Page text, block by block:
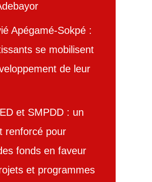
Apégamé-Sokpé :
se mobilisent
de leur
et SMPDD : un
renforcé pour
fonds en faveur
et programmes